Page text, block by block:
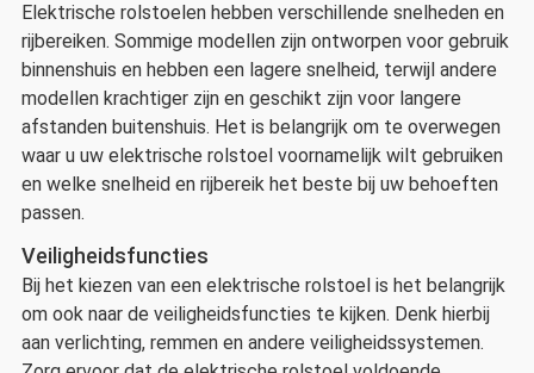
Elektrische rolstoelen hebben verschillende snelheden en
rijbereiken. Sommige modellen zijn ontworpen voor gebruik
binnenshuis en hebben een lagere snelheid, terwijl andere
modellen krachtiger zijn en geschikt zijn voor langere
afstanden buitenshuis. Het is belangrijk om te overwegen
waar u uw elektrische rolstoel voornamelijk wilt gebruiken
en welke snelheid en rijbereik het beste bij uw behoeften
passen.
Veiligheidsfuncties
Bij het kiezen van een elektrische rolstoel is het belangrijk
om ook naar de veiligheidsfuncties te kijken. Denk hierbij
aan verlichting, remmen en andere veiligheidssystemen.